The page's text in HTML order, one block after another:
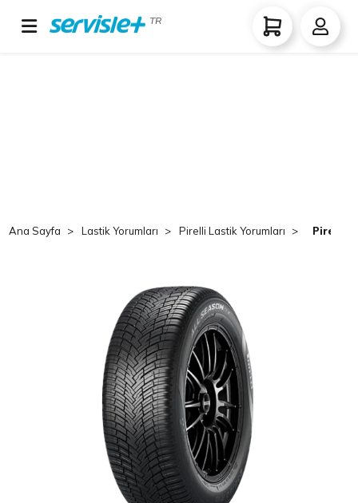
TR
Ana Sayfa Lastik Yorumları Pirelli Lastik Yorumları Pirelli